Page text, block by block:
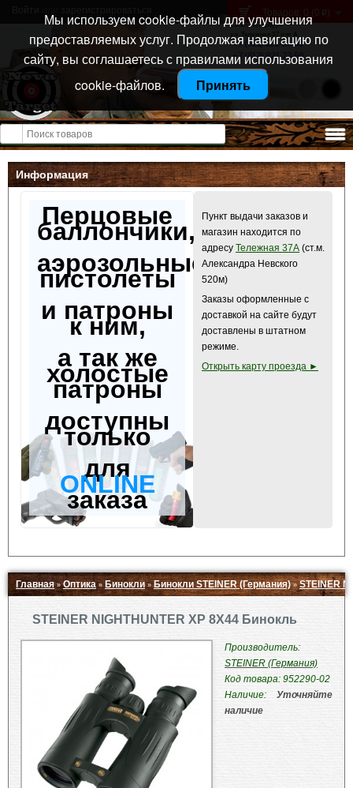
Санкт-Петербург
ул. Тележная 37 лит А
+7 (911) 021-04-08
+7 (812) 921-73-50
Товаров: 0 (0 p )
Открыть меню
Информация
Перцовые
баллончики,
аэрозольные
пистолеты
и патроны
к ним,
а так же
холостые
патроны
доступны
только
для
ONLINE
заказа
Пункт выдачи заказов и
магазин находится по
адресу Тележная 37А (ст.м.
Александра Невского
520м)
Заказы оформленные с
доставкой на сайте будут
доставлены в штатном
режиме.
Открыть карту проезда ►
Главная»Оптика » Бинокли» Бинокли STEINER (Германия)»STEINER
STEINER NIGHTHUNTER XP 8X44 Бинокль
Производитель:
STEINER (Германия)
Код товара: 952290-02
Наличие: Уточняйте
наличие
Мы используем cookie-файлы для улучшения
предоставляемых услуг. Продолжая навигацию по
сайту, вы соглашаетесь с правилами использования
cookie-файлов.
Принять